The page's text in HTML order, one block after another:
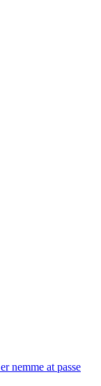
nemme at passe